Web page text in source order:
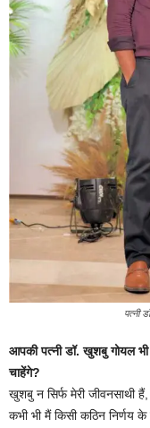
पत्नी
आपकी पत्नी डॉ. खुशबु गोयल
चाहेंगे?
खुशबु न सिर्फ मेरी जीवनसाथी
कभी भी मैं किसी कठिन निर्णय